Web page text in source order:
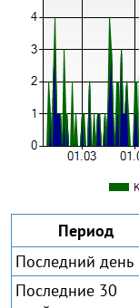
Период
Последний день
Последние 30